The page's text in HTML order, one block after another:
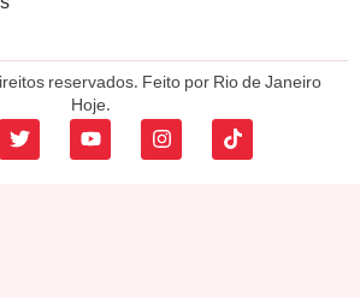
reservados. Feito por Rio de Janeiro
Hoje.